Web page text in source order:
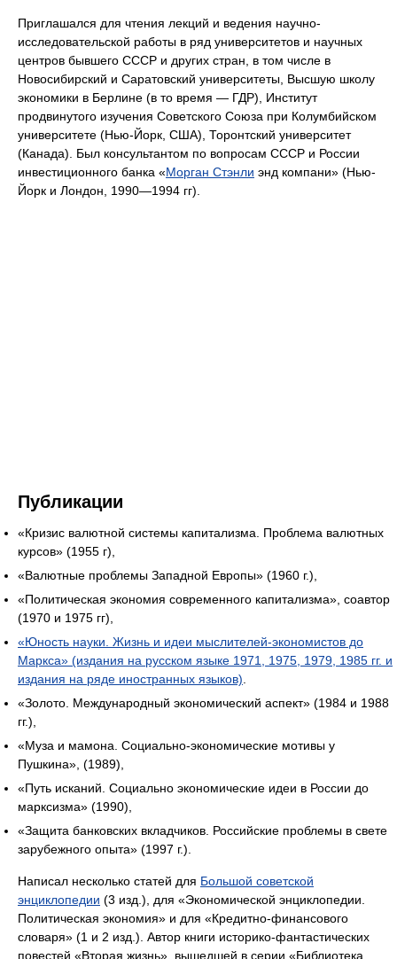
Приглашался для чтения лекций и ведения научно-
исследовательской работы в ряд университетов и научных
центров бывшего СССР и других стран, в том числе в
Новосибирский и Саратовский университеты, Высшую школу
экономики в Берлине (в то время — ГДР), Институт
продвинутого изучения Советского Союза при Колумбийском
университете (Нью-Йорк, США), Торонтский университет
(Канада). Был консультантом по вопросам СССР и России
инвестиционного банка «Морган Стэнли энд компани» (Нью-
Йорк и Лондон, 1990—1994 гг).
Публикации
«Кризис валютной системы капитализма. Проблема валютных
курсов» (1955 г),
«Валютные проблемы Западной Европы» (1960 г.),
«Политическая экономия современного капитализма», соавтор
(1970 и 1975 гг),
«Юность науки. Жизнь и идеи мыслителей-экономистов до
Маркса» (издания на русском языке 1971, 1975, 1979, 1985 гг. и
издания на ряде иностранных языков)
«Золото. Международный экономический аспект» (1984 и 1988
гг.),
«Муза и мамона. Социально-экономические мотивы у
Пушкина», (1989),
«Путь исканий. Социально экономические идеи в России до
марксизма» (1990),
«Защита банковских вкладчиков. Российские проблемы в свете
зарубежного опыта» (1997 г.).
Написал несколько статей для Большой советской
энциклопедии (3 изд.), для «Экономической энциклопедии.
Политическая экономия» и для «Кредитно-финансового
словаря» (1 и 2 изд.). Автор книги историко-фантастических
повестей «Вторая жизнь», вышедшей в серии «Библиотека